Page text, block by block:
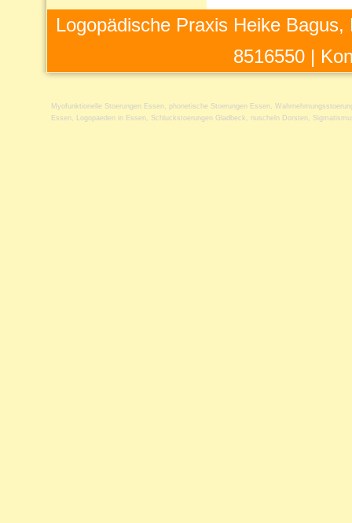
Logopädische Praxis Heike
8516550 |
Myofunktionelle Stoerungen Essen phonetische Stoerungen Essen
Essen
Logopaeden in Essen Schluckstoerungen Gladbeck nuscheln Dorsten